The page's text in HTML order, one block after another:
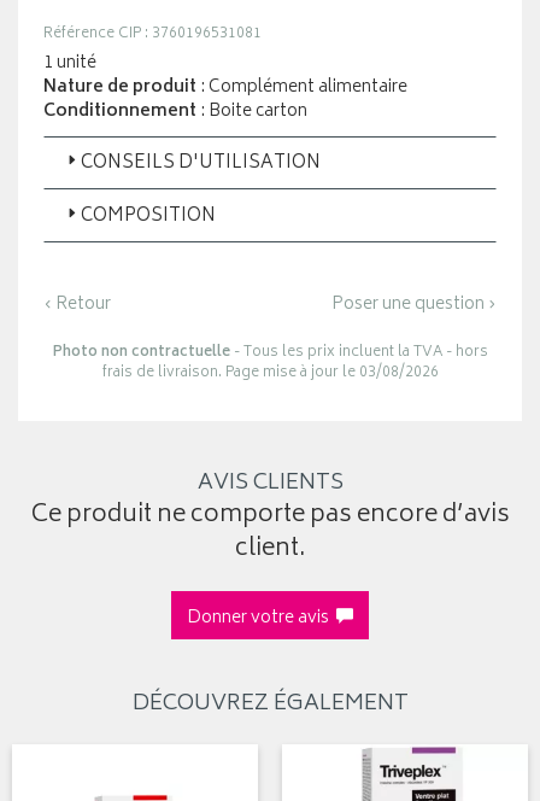
Référence CIP : 3760196531081
1 unité
Nature de produit : Complément alimentaire
Conditionnement : Boite carton
CONSEILS D'UTILISATION
COMPOSITION
‹ Retour Poser une question ›
Photo non contractuelle- Tous les prix incluent la TVA - hors
frais de livraison. Page mise à jour le 03/08/2026
AVIS CLIENTS
Ce produit ne comporte pas encore d’avis
client.
Donner votre avis
DÉCOUVREZ ÉGALEMENT